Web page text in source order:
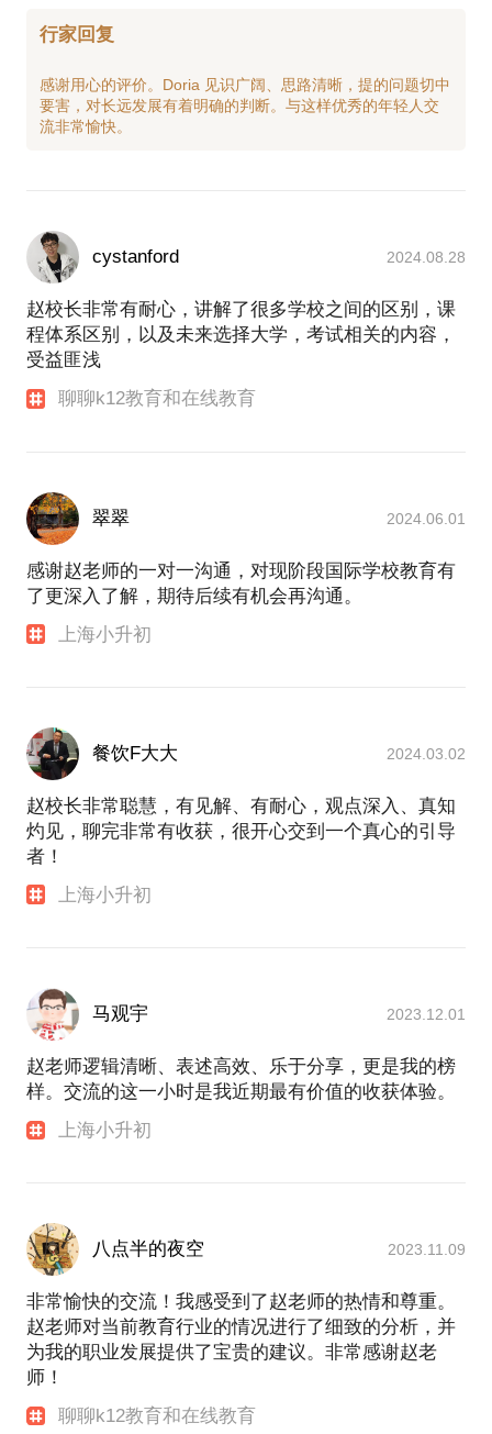
行家回复
感谢用心的评价。Doria 见识广阔、思路清晰，提的问题切中
要害，对长远发展有着明确的判断。与这样优秀的年轻人交
cystanford 2024.08.28
赵校长非常有耐心，讲解了很多学校之间的区别，课
程体系区别，以及未来选择大学，考试相关的内容，
受益匪浅
聊聊k12教育和在线教育
翠翠 2024.06.01
感谢赵老师的一对一沟通，对现阶段国际学校教育有
了更深入了解，期待后续有机会再沟通。
上海小升初
餐饮F大大 2024.03.02
赵校长非常聪慧，有见解、有耐心，观点深入、真知
灼见，聊完非常有收获，很开心交到一个真心的引导
者！
上海小升初
马观宇 2023.12.01
赵老师逻辑清晰、表述高效、乐于分享，更是我的榜
样。交流的这一小时是我近期最有价值的收获体验。
上海小升初
八点半的夜空 2023.11.09
非常愉快的交流！我感受到了赵老师的热情和尊重。
赵老师对当前教育行业的情况进行了细致的分析，并
为我的职业发展提供了宝贵的建议。非常感谢赵老
师！
聊聊k12教育和在线教育